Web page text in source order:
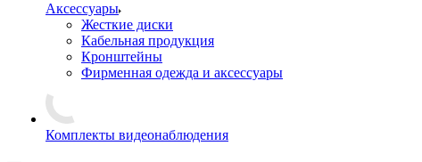
Аксессуары
Жесткие диски
Кабельная продукция
Кронштейны
Фирменная одежда и аксессуары
Комплекты видеонаблюдения